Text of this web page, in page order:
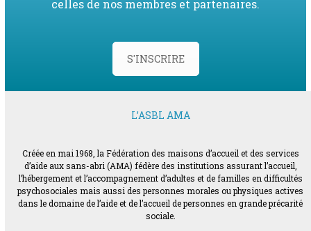
celles de nos membres et partenaires.
S'INSCRIRE
L’ASBL AMA
Créée en mai 1968, la Fédération des maisons d’accueil et des services
d’aide aux sans-abri (AMA) fédère des institutions assurant l’accueil,
l’hébergement et l’accompagnement d’adultes et de familles en difficultés
psychosociales mais aussi des personnes morales ou physiques actives
dans le domaine de l’aide et de l’accueil de personnes en grande précarité
sociale.